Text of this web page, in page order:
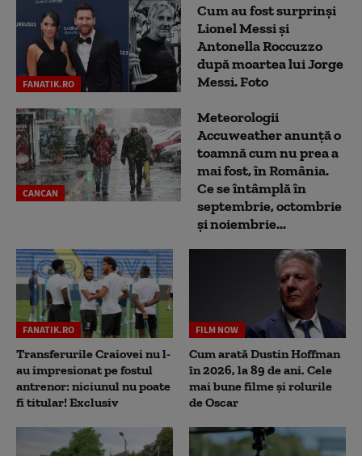
FANATIK.RO
Cum au fost surprinși
Lionel Messi și
Antonella Roccuzzo
după moartea lui Jorge
Messi. Foto
CANCAN
Meteorologii
Accuweather anunță o
toamnă cum nu prea a
mai fost, în România.
Ce se întâmplă în
septembrie, octombrie
și noiembrie...
FANATIK.RO
Transferurile Craiovei nu l-
au impresionat pe fostul
antrenor: niciunul nu poate
fi titular! Exclusiv
FILM NOW
Cum arată Dustin Hoffman
în 2026, la 89 de ani. Cele
mai bune filme și rolurile
de Oscar